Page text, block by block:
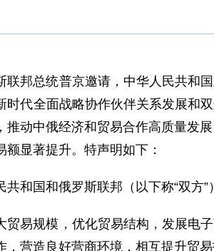
联邦总统普京邀请，中华人民共和
时代全面战略协作伙伴关系发展和
推动中俄经济和贸易合作高质量发
额显著提升。特声明如下：
共和国和俄罗斯联邦（以下称“双方
贸易规模，优化贸易结构，发展电
，营造良好营商环境，相互提升贸易